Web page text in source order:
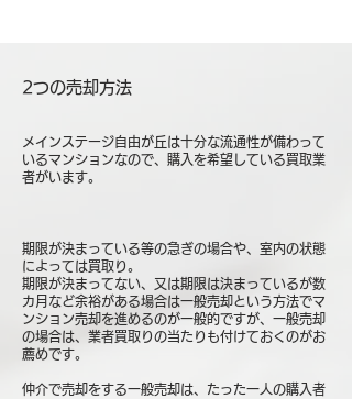
2つの売却方法
メインステージ自由が丘は十分な流通性が備わって
いるマンションなので、購入を希望している買取業
者がいます。
期限が決まっている等の急ぎの場合や、室内の状態
によっては買取り。
期限が決まってない、又は期限は決まっているが数
カ月など余裕がある場合は一般売却という方法でマ
ンション売却を進めるのが一般的ですが、一般売却
の場合は、業者買取りの当たりも付けておくのがお
薦めです。
仲介で売却をする一般売却は、たった一人の購入者